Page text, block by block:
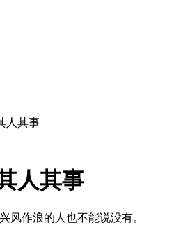
人其事
人其事
风作浪的人也不能说没有。